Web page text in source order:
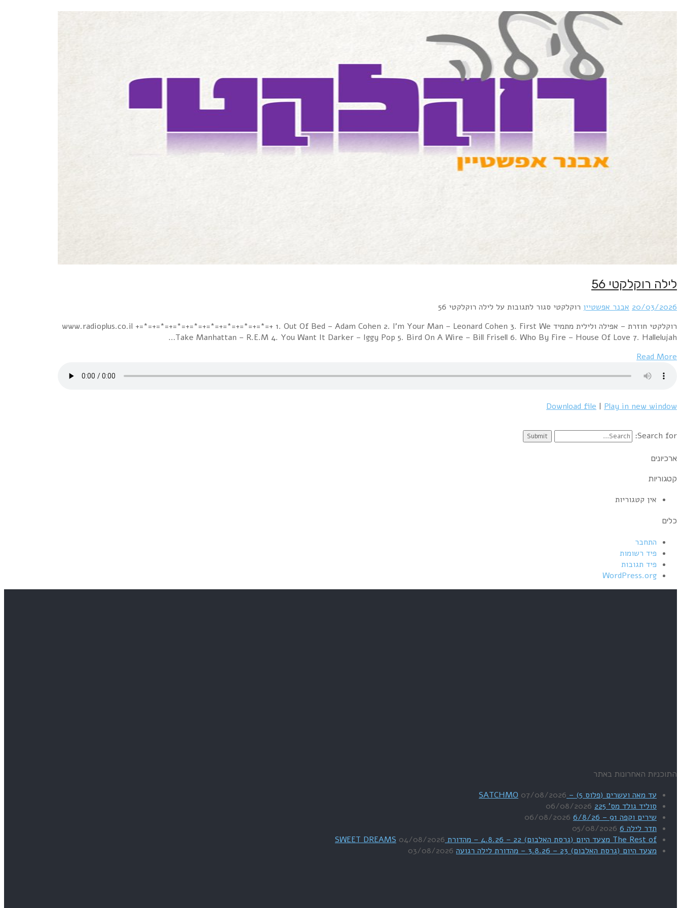
לילה רוקלקטי 56
20/03/2026 אבנר אפשטיין רוקלקטי סגור לתגובות על לילה רוקלקטי 56
רוקלקטי חוזרת – אפילה ולילית מתמיד www.radioplus.co.il +=*=+=*=+=*=+=*=+=*=+=*=+=*=+=*=+ 1. Out Of Bed – Adam Cohen 2. I'm Your Man – Leonard Cohen 3. First We
Take Manhattan – R.E.M 4. You Want It Darker – Iggy Pop 5. Bird On A Wire – Bill Frisell 6. Who By Fire – House Of Love 7. Hallelujah…
Read More
Download file | Play in new window
Search for:
ארכיונים
קטגוריות
אין קטגוריות
כלים
התחבר
פיד רשומות
פיד תגובות
WordPress.org
התוכניות האחרונות באתר
עד מאה ועשרים (פלוס 5) – SATCHMO
07/08/2026
סוליד גולד מס' 225
06/08/2026
שירים וקפה 91 – 6/8/26
06/08/2026
תדר לילה 6
05/08/2026
The Rest of מצעד היום (גרסת האלבום) 22 – 4.8.26 – מהדורת SWEET DREAMS
04/08/2026
מצעד היום (גרסת האלבום) 23 – 3.8.26 – מהדורת לילה רגועה
03/08/2026